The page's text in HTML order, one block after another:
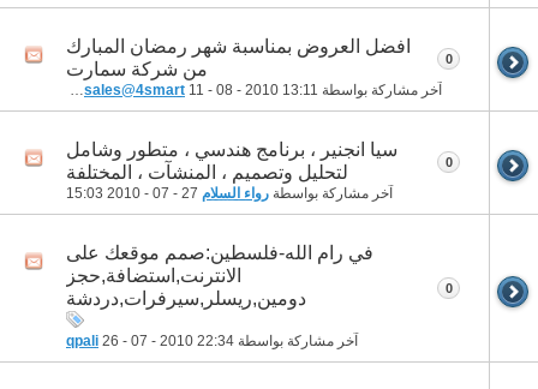
افضل العروض بمناسبة شهر رمضان المبارك
من شركة سمارت
آخر مشاركة بواسطة websales@4smart 11 - 08 - 2010 13:11
0
سيا انجنير ، برنامج هندسي ، متطور وشامل
لتحليل وتصميم ، المنشآت ، المختلفة
آخر مشاركة بواسطة رواء السلام 15:03
0
في رام الله-فلسطين:صمم موقعك على
الانترنت,استضافة,حجز
دومين,ريسلر,سيرفرات,دردشة
آخر مشاركة بواسطة qpali 26 - 07 - 2010 22:34
0